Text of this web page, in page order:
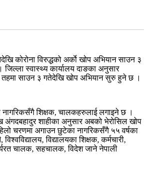
कोरोना विरुद्धको अर्काे खोप अभियान साउन ३
स्वास्थ्य कार्यालय दाङका अनुसार
तहमा साउन ३ गतेदेखि खोप अभियान सुरु हुने छ ।
नागरिकसँगै शिक्षक, चालकहरुलाई लगाइने छ ।
अंगदबहादुर शाहीका अनुसार अबको भेरोसिल खोप
चरणमा अगाउन छुटेका नागरिकसँगै ५५ वर्षका
विद्यालयका शिक्षक, कर्मचारी,
चालक, सहचालक, विदेश जाने नेपाली